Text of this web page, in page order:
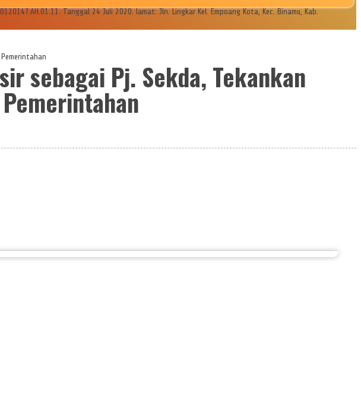
0120147.AH.01.11. Tanggal 24 Juli 2020. lamat: Jln. Lingkar Kel. Empoang Kota, Kec. Binamu, Kab.
sebagai Pj. Sekda, Tekankan